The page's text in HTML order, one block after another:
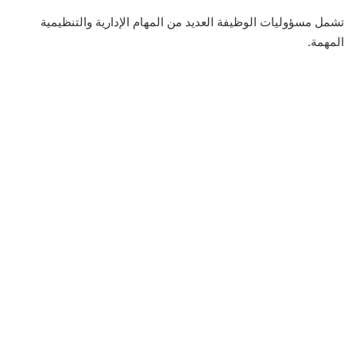
تشمل مسؤوليات الوظيفة العديد من المهام الإدارية والتنظيمية
المهمة.